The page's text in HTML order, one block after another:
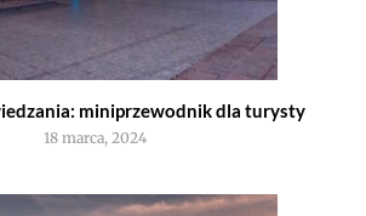
miniprzewodnik dla turysty
18 marca, 2024